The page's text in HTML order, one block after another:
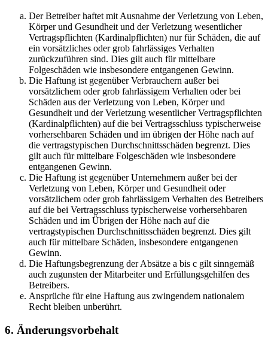
Der Betreiber haftet mit Ausnahme der Verletzung von Leben,
Körper und Gesundheit und der Verletzung wesentlicher
Vertragspflichten (Kardinalpflichten) nur für Schäden, die auf
ein vorsätzliches oder grob fahrlässiges Verhalten
zurückzuführen sind. Dies gilt auch für mittelbare
Folgeschäden wie insbesondere entgangenen Gewinn.
Die Haftung ist gegenüber Verbrauchern außer bei
vorsätzlichem oder grob fahrlässigem Verhalten oder bei
Schäden aus der Verletzung von Leben, Körper und
Gesundheit und der Verletzung wesentlicher Vertragspflichten
(Kardinalpflichten) auf die bei Vertragsschluss typischerweise
vorhersehbaren Schäden und im übrigen der Höhe nach auf
die vertragstypischen Durchschnittsschäden begrenzt. Dies
gilt auch für mittelbare Folgeschäden wie insbesondere
entgangenen Gewinn.
Die Haftung ist gegenüber Unternehmern außer bei der
Verletzung von Leben, Körper und Gesundheit oder
vorsätzlichem oder grob fahrlässigem Verhalten des Betreibers
auf die bei Vertragsschluss typischerweise vorhersehbaren
Schäden und im Übrigen der Höhe nach auf die
vertragstypischen Durchschnittsschäden begrenzt. Dies gilt
auch für mittelbare Schäden, insbesondere entgangenen
Gewinn.
Die Haftungsbegrenzung der Absätze a bis c gilt sinngemäß
auch zugunsten der Mitarbeiter und Erfüllungsgehilfen des
Betreibers.
Ansprüche für eine Haftung aus zwingendem nationalem
Recht bleiben unberührt.
6. Änderungsvorbehalt